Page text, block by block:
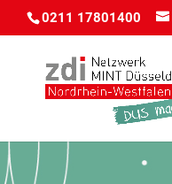
0211 17801400